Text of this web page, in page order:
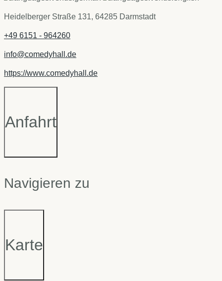
Heidelberger Straße 131, 64285 Darmstadt
+49 6151 - 964260
info@comedyhall.de
https://www.comedyhall.de
Anfahrt
Navigieren zu
Karte